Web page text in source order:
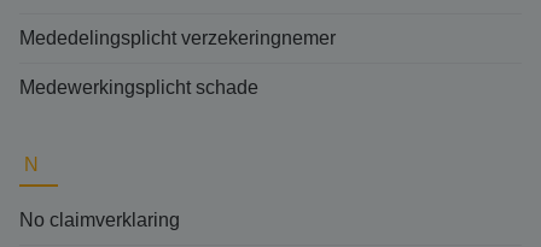
Mededelingsplicht verzekeringnemer
Medewerkingsplicht schade
N
No claimverklaring